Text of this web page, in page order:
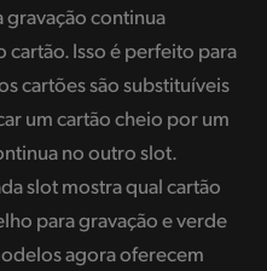
continua
Isso é perfeito para
cartões são substituíveis
um cartão cheio por um
no outro slot.
slot mostra qual cartão
para gravação e verde
agora oferecem